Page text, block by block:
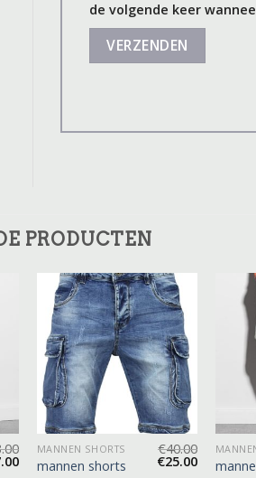
de volgende keer
PRODUCTEN
MANNEN SHORTS
mannen shorts
€40.00
€25.00